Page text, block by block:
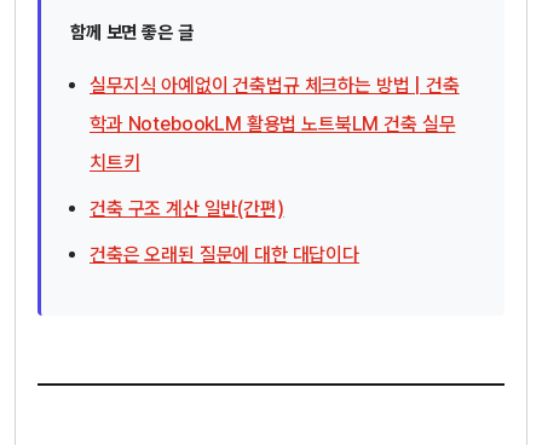
함께 보면 좋은 글
실무지식 아예없이 건축법규 체크하는 방법 | 건축
학과 NotebookLM 활용법 노트북LM 건축 실무
치트키
건축 구조 계산 일반(간편)
건축은 오래된 질문에 대한 대답이다